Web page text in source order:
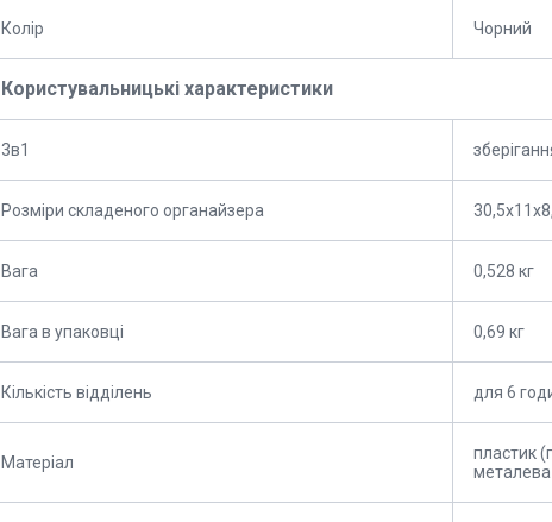
Колір Чорний
Користувальницькі характеристики
3в1
Розміри складеного органайзера
Вага 0,528 кг
Вага в упаковці 0,69 кг
Кількість відділень для 6
Матеріал
пластик
металева